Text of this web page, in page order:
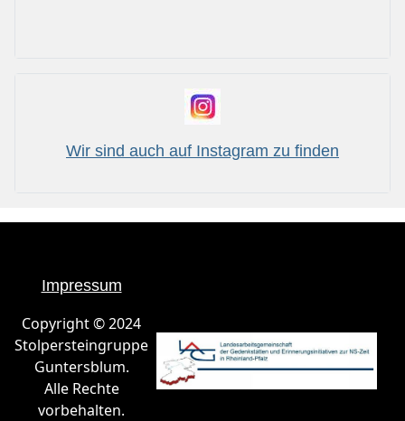
Wir sind auch auf Instagram zu finden
Impressum
Copyright © 2024
Stolpersteingruppe
Guntersblum.
Alle Rechte
vorbehalten.